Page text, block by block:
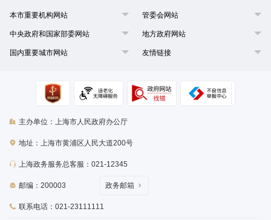
本市重要机构网站 管委会网站
中央政府和国家部委网站 地方政府网站
国内重要城市网站 友情链接
主办单位：上海市人民政府办公厅
地址：上海市黄浦区人民大道200号
上海政务服务总客服：021-12345
邮编：200003
联系电话：021-23111111
政务邮箱